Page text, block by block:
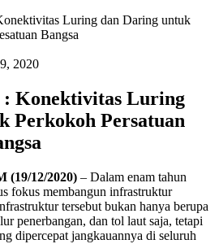
Luring dan Daring untuk
Bangsa
2020
: Konektivitas Luring
Perkokoh Persatuan
(19/12/2020) – Dalam enam tahun
fokus membangun infrastruktur
tersebut bukan hanya berupa
penerbangan, dan tol laut saja, tetapi
dipercepat jangkauannya di seluruh